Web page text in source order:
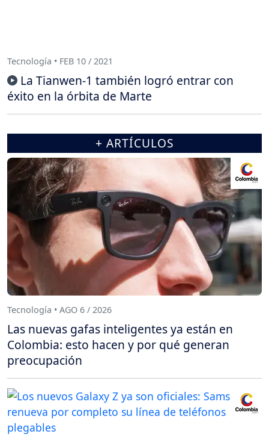
Tecnología • FEB 10 / 2021
La Tianwen-1 también logró entrar con
éxito en la órbita de Marte
+ ARTÍCULOS
Tecnología • AGO 6 / 2026
Las nuevas gafas inteligentes ya están en
Colombia: esto hacen y por qué generan
preocupación